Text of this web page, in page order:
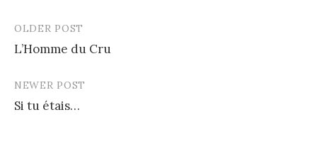
Post
navigation
OLDER POST
L’Homme du Cru
NEWER POST
Si tu étais…